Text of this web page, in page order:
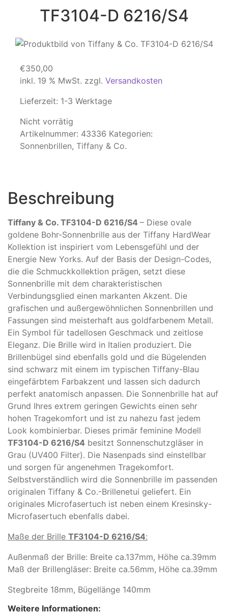
TF3104-D 6216/S4
€350,00
inkl. 19 % MwSt. zzgl. Versandkosten
Lieferzeit: 1-3 Werktage
Nicht vorrätig
Artikelnummer: 43336 Kategorien:
Sonnenbrillen, Tiffany & Co.
Beschreibung
Tiffany & Co. TF3104-D 6216/S4 – Diese ovale
goldene Bohr-Sonnenbrille aus der Tiffany HardWear
Kollektion ist inspiriert vom Lebensgefühl und der
Energie New Yorks. Auf der Basis der Design-Codes,
die die Schmuckkollektion prägen, setzt diese
Sonnenbrille mit dem charakteristischen
Verbindungsglied einen markanten Akzent. Die
grafischen und außergewöhnlichen Sonnenbrillen und
Fassungen sind meisterhaft aus goldfarbenem Metall.
Ein Symbol für tadellosen Geschmack und zeitlose
Eleganz. Die Brille wird in Italien produziert. Die
Brillenbügel sind ebenfalls gold und die Bügelenden
sind schwarz mit einem im typischen Tiffany-Blau
eingefärbtem Farbakzent und lassen sich dadurch
perfekt anatomisch anpassen. Die Sonnenbrille hat auf
Grund Ihres extrem geringen Gewichts einen sehr
hohen Tragekomfort und ist zu nahezu fast jedem
Look kombinierbar. Dieses primär feminine Modell
TF3104-D 6216/S4 besitzt Sonnenschutzgläser in
Grau (UV400 Filter). Die Nasenpads sind einstellbar
und sorgen für angenehmen Tragekomfort.
Selbstverständlich wird die Sonnenbrille im passenden
originalen Tiffany & Co.-Brillenetui geliefert. Ein
originales Microfasertuch ist neben einem Kresinsky-
Microfasertuch ebenfalls dabei.
Maße der Brille TF3104-D 6216/S4:
Außenmaß der Brille: Breite ca.137mm, Höhe ca.39mm
Maß der Brillengläser: Breite ca.56mm, Höhe ca.39mm
Stegbreite 18mm, Bügellänge 140mm
Weitere Informationen: